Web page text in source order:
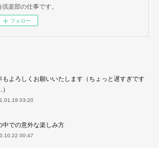
倶楽部の仕事です。
フォロー
もよろしくお願いいたします（ちょっと遅すぎです
03:20
中での意外な楽しみ方
00:47